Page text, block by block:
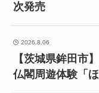
次発売
2026.8.06
【茨城県鉾田市
仏閣周遊体験「